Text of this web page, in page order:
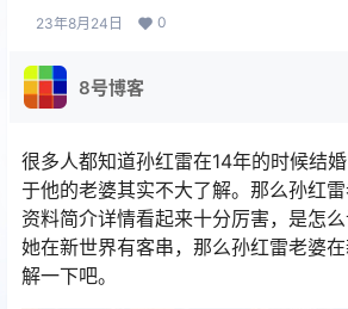
23年8月24日 0
8号博客
很多人都知道孙红雷在14年的时候结
于他的老婆其实不大了解。那么孙红
资料简介详情看起来十分厉害，是怎
她在新世界有客串，那么孙红雷老婆
解一下吧。